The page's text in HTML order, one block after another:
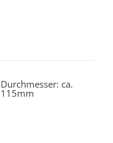
Durchmesser: ca.
115mm